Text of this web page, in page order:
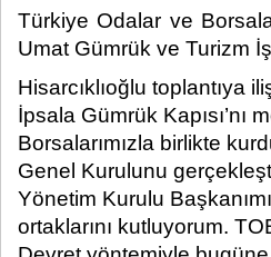
Türkiye Odalar ve
Umat Gümrük ve Turizm
Hisarcıklıoğlu toplantıya
İpsala Gümrük Kapısı’nı
Borsalarımızla birlikte
Genel Kurulunu
Yönetim Kurulu
ortaklarını kutluyorum.